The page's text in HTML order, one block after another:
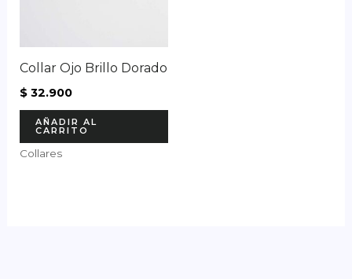
Collar Ojo Brillo Dorado
$32.900
AÑADIR AL
CARRITO
Collares